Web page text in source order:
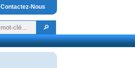
Contactez-Nous